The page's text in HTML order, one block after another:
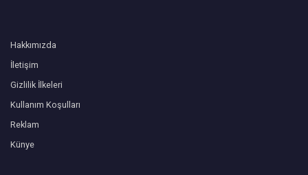
Hakkımızda
İletişim
Gizlilik İlkeleri
Kullanım Koşulları
Reklam
Künye